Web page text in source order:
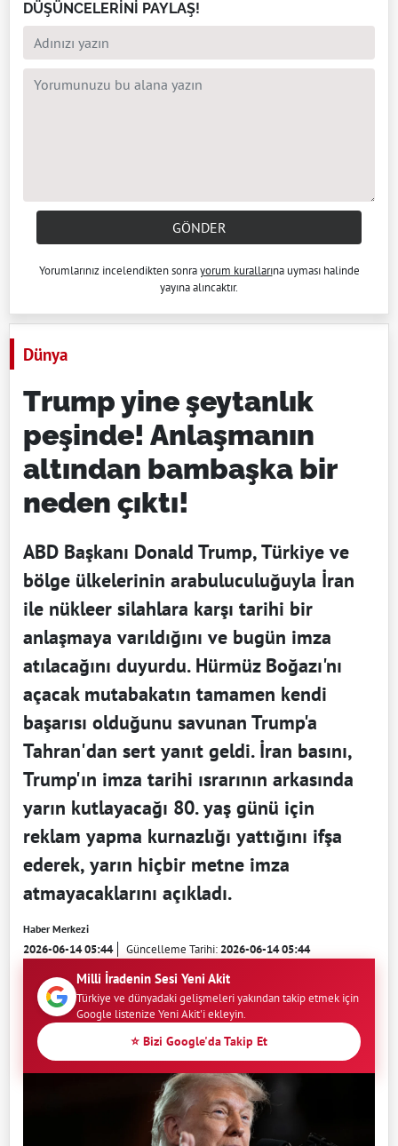
DÜŞÜNCELERİNİ PAYLAŞ!
GÖNDER
Yorumlarınız incelendikten sonrayorum kurallarına uyması halinde
yayına alıncaktır.
Dünya
Trump yine şeytanlık
peşinde! Anlaşmanın
altından bambaşka bir
neden çıktı!
ABD Başkanı Donald Trump, Türkiye ve
bölge ülkelerinin arabuluculuğuyla İran
ile nükleer silahlara karşı tarihi bir
anlaşmaya varıldığını ve bugün imza
atılacağını duyurdu. Hürmüz Boğazı'nı
açacak mutabakatın tamamen kendi
başarısı olduğunu savunan Trump'a
Tahran'dan sert yanıt geldi. İran basını,
Trump'ın imza tarihi ısrarının arkasında
yarın kutlayacağı 80. yaş günü için
reklam yapma kurnazlığı yattığını ifşa
ederek, yarın hiçbir metne imza
atmayacaklarını açıkladı.
Haber Merkezi
2026-06-14 05:44 Güncelleme Tarihi:2026-06-14 05:44
Milli İradenin Sesi Yeni Akit
Türkiye ve dünyadaki gelişmeleri yakından takip etmek için
Google listenize Yeni Akit'i ekleyin.
⭐ Bizi Google'da Takip Et